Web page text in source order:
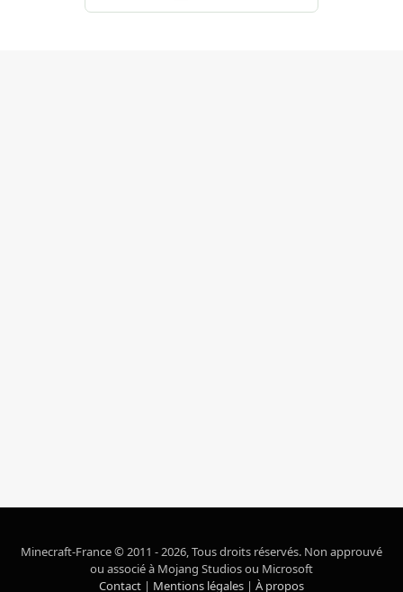
Minecraft-France © 2011 - 2026, Tous droits réservés. Non approuvé
ou associé à Mojang Studios ou Microsoft
Contact | Mentions légales | À propos